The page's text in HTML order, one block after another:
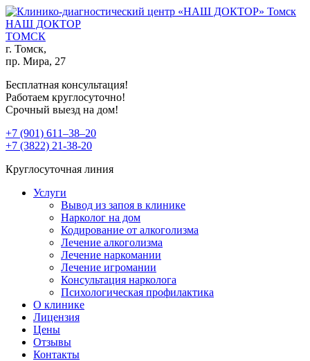
НАШ ДОКТОР
ТОМСК
г. Томск,
пр. Мира, 27
Бесплатная консультация!
Работаем круглосуточно!
Срочный выезд на дом!
+7 (901) 611‒38‒20
+7 (3822) 21-38-20
Круглосуточная линия
Услуги
Вывод из запоя в клинике
Нарколог на дом
Кодирование от алкоголизма
Лечение алкоголизма
Лечение наркомании
Лечение игромании
Консультация нарколога
Психологическая профилактика
О клинике
Лицензия
Цены
Отзывы
Контакты